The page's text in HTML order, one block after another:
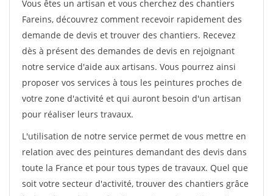
Vous êtes un artisan et vous cherchez des chantiers
Fareins, découvrez comment recevoir rapidement des
demande de devis et trouver des chantiers. Recevez
dès à présent des demandes de devis en rejoignant
notre service d'aide aux artisans. Vous pourrez ainsi
proposer vos services à tous les peintures proches de
votre zone d'activité et qui auront besoin d'un artisan
pour réaliser leurs travaux.
L'utilisation de notre service permet de vous mettre en
relation avec des peintures demandant des devis dans
toute la France et pour tous types de travaux. Quel que
soit votre secteur d'activité, trouver des chantiers grâce